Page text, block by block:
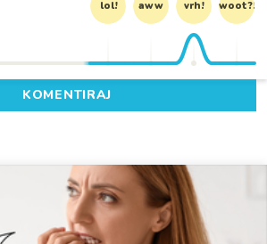
lol! aww vrh! woot?!
KOMENTIRAJ